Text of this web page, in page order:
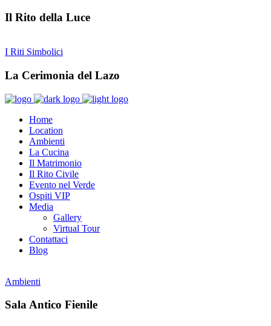
Il Rito della Luce
I Riti Simbolici
La Cerimonia del Lazo
Home
Location
Ambienti
La Cucina
Il Matrimonio
Il Rito Civile
Evento nel Verde
Ospiti VIP
Media
Gallery
Virtual Tour
Contattaci
Blog
Ambienti
Sala Antico Fienile